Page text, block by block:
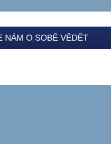
NÁM O SOBĚ VĚDĚT